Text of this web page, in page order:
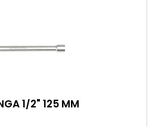
1/2" 125 MM